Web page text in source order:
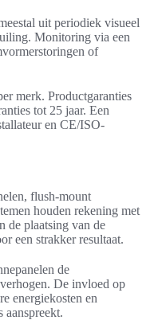
uit periodiek visueel
Monitoring via een
of
merk. Productgaranties
tot 25 jaar. Een
en CE/ISO-
flush-mount
houden rekening met
de plaatsing van de
een strakker resultaat.
de
De invloed op
energiekosten en
aanspreekt.